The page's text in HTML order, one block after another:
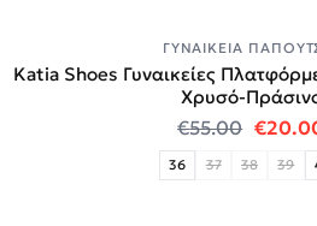
ΓΥΝΑΙΚΕΊΑ
Katia Shoes Γυναικείες
Χρυσό-
€55.00 €
36 37 38 39